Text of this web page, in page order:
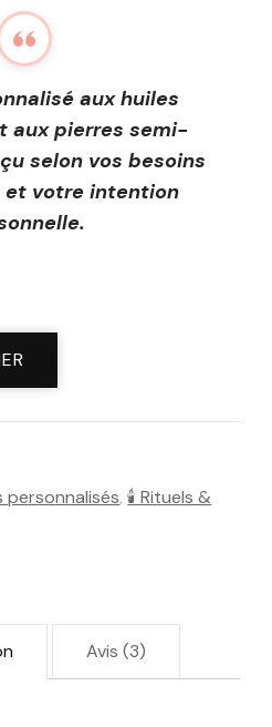
aux huiles
aux pierres semi-
selon vos besoins
et votre intention
personnalisés,🕯 Rituels &
Avis (3)